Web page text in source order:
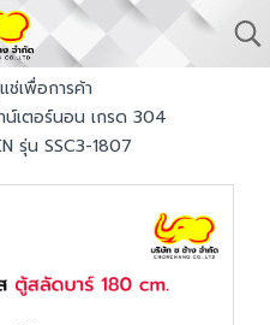
ช่เพื่อการค้า
น์เตอร์นอน เกรด 304
รุ่น SSC3-1807